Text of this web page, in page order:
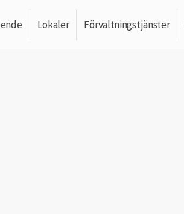
Lokaler Förvaltningstjänster